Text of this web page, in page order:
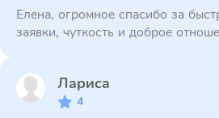
Елена, огромное спасибо за
заявки, чуткость и доброе
Лариса
4